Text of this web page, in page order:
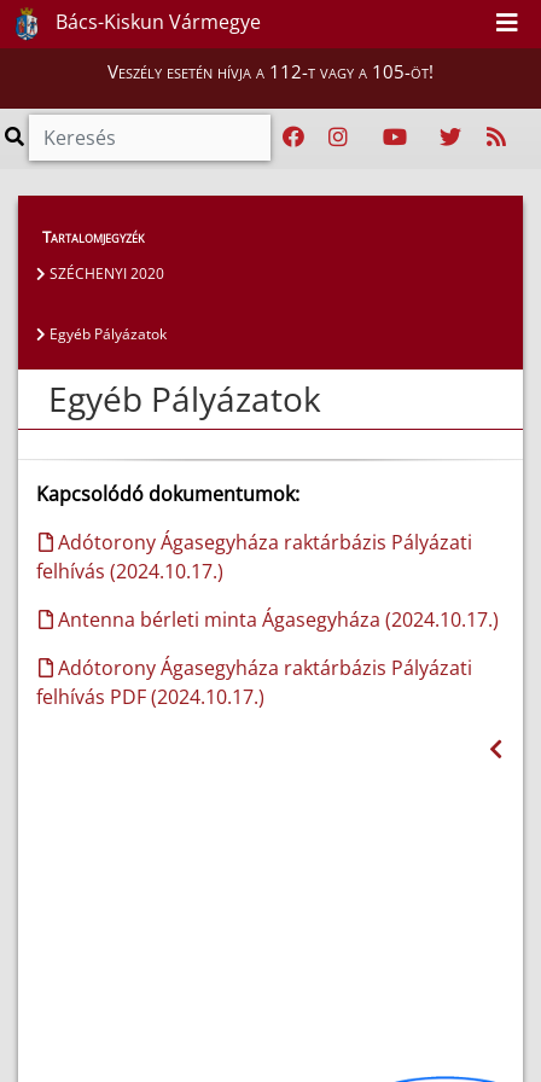
Bács-Kiskun Vármegye
Veszély esetén hívja a 112-t vagy a 105-öt!
Szakmai tájékoztatók
Egyéb Pályázatok
Tartalomjegyzék
SZÉCHENYI 2020
Egyéb Pályázatok
Egyéb Pályázatok
Kapcsolódó dokumentumok:
Adótorony Ágasegyháza raktárbázis Pályázati
felhívás (2024.10.17.)
Antenna bérleti minta Ágasegyháza (2024.10.17.)
Adótorony Ágasegyháza raktárbázis Pályázati
felhívás PDF (2024.10.17.)